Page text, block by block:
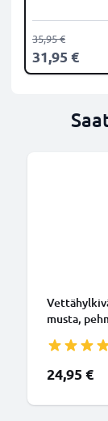
31,95 €
35,95 €
musta,
24,95 €